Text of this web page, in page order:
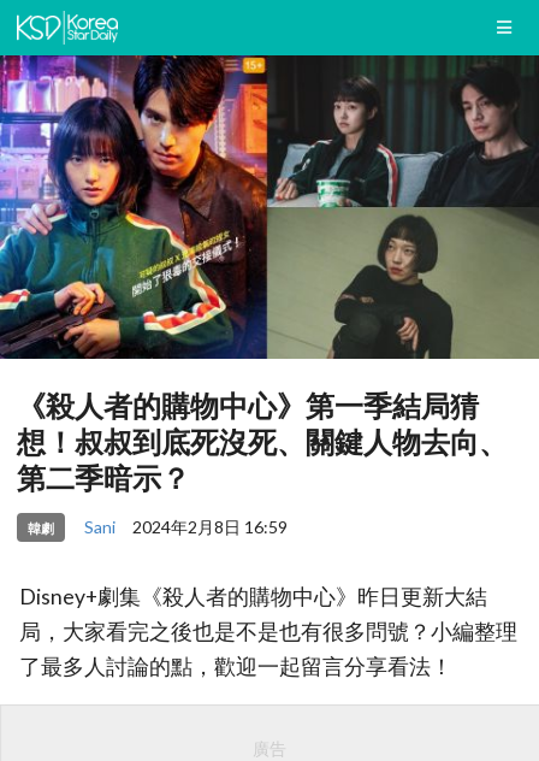
《殺人者的購物中心》第一季結局猜
想！叔叔到底死沒死、關鍵人物去向、
第二季暗示？
韓劇 Sani 2024年2月8日 16:59
Disney+劇集《殺人者的購物中心》昨日更新大結
局，大家看完之後也是不是也有很多問號？小編整理
了最多人討論的點，歡迎一起留言分享看法！
廣告